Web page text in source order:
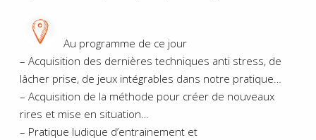
Au programme de ce jour
– Acquisition des dernières techniques anti stress, de
lâcher prise, de jeux intégrables dans notre pratique…
– Acquisition de la méthode pour créer de nouveaux
rires et mise en situation…
– Pratique ludique d’entrainement et